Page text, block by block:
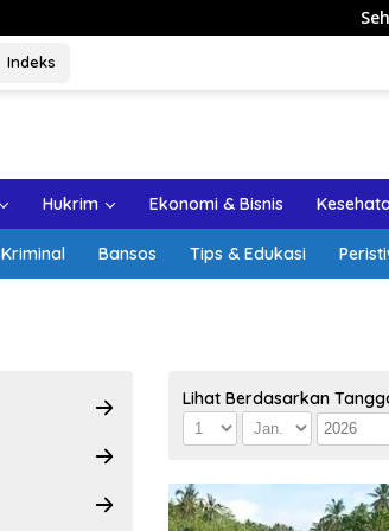
Sehari di
Indeks
Hukrim Ekonomi & Bisnis
Kriminal Bansos Tips & Edukasi
Lihat Berdasarkan